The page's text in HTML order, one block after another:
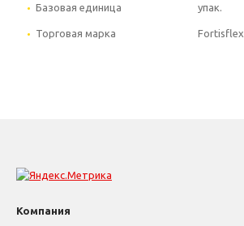
Базовая единица упак.
Торговая марка Fortisflex
Компания